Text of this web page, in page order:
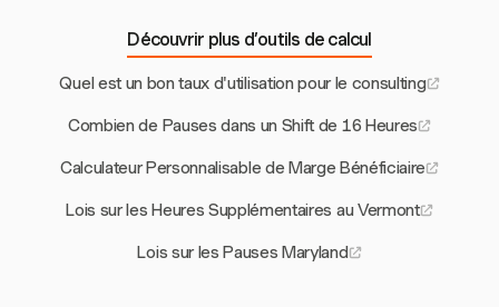
Découvrir plus d’outils de calcul
Quel est un bon taux d'utilisation pour le consulting
Combien de Pauses dans un Shift de 16 Heures
Calculateur Personnalisable de Marge Bénéficiaire
Lois sur les Heures Supplémentaires au Vermont
Lois sur les Pauses Maryland